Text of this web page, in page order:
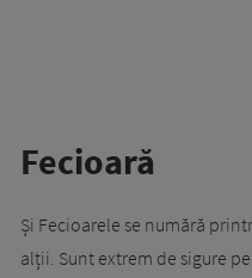
Fecioară
Și Fecioarele se numără
alții. Sunt extrem de sigure